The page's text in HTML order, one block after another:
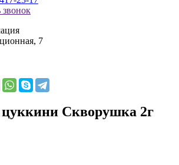
звонок
7
Скворушка 2г